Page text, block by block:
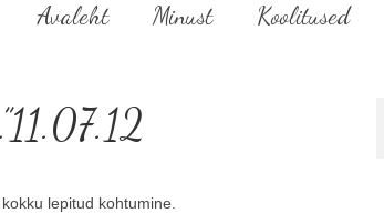
Avaleht Minust Koolitused
lepitud kohtumine.